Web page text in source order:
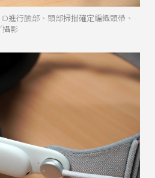
進行臉部、頭部掃描確定編織頭帶、
影